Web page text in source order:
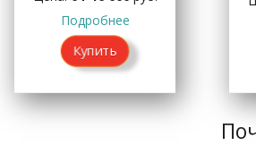
Подробнее
Купить